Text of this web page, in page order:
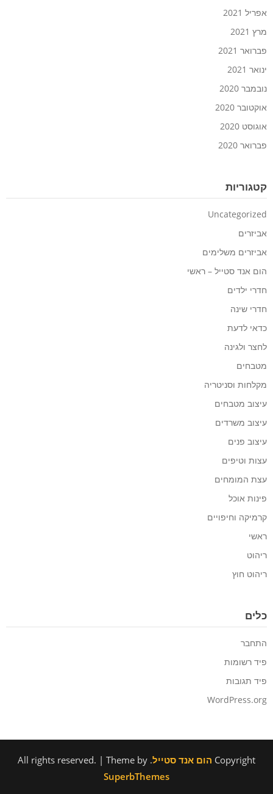
אפריל 2021
מרץ 2021
פברואר 2021
ינואר 2021
נובמבר 2020
אוקטובר 2020
אוגוסט 2020
פברואר 2020
קטגוריות
Uncategorized
אביזרים
אביזרים משלימים
הום אנד סטייל – ראשי
חדרי ילדים
חדרי שינה
כדאי לדעת
לחצר ולגינה
מטבחים
מקלחות וסניטריה
עיצוב מטבחים
עיצוב משרדים
עיצוב פנים
עצות וטיפים
עצת המומחים
פינות אוכל
קרמיקה וחיפויים
ראשי
ריהוט
ריהוט חוץ
כלים
התחבר
פיד רשומות
פיד תגובות
WordPress.org
Copyright הום אנד סטייל. All rights reserved.
| Theme by
SuperbThemes